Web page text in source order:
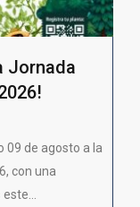
Jornada
09 de agosto a la
con una